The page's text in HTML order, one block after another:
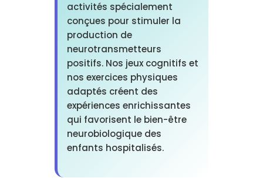
activités spécialement
conçues pour stimuler la
production de
neurotransmetteurs
positifs. Nos jeux cognitifs et
nos exercices physiques
adaptés créent des
expériences enrichissantes
qui favorisent le bien-être
neurobiologique des
enfants hospitalisés.